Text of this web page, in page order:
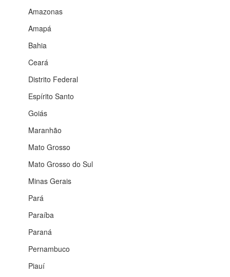
Amazonas
Amapá
Bahia
Ceará
Distrito Federal
Espírito Santo
Goiás
Maranhão
Mato Grosso
Mato Grosso do Sul
Minas Gerais
Pará
Paraíba
Paraná
Pernambuco
Piauí